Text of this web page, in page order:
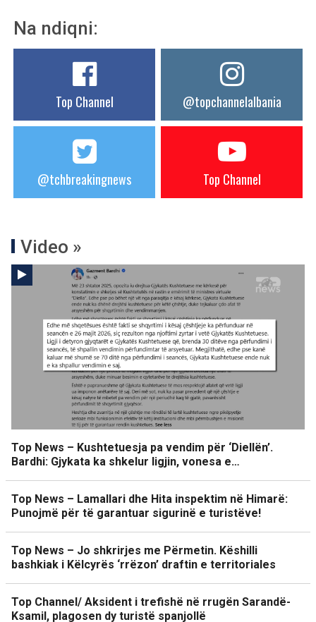
Na ndiqni:
Top Channel @topchannelalbania
@tchbreakingnews Top Channel
Video »
Top News – Kushtetuesja pa vendim për ‘Diellën’.
Bardhi: Gjykata ka shkelur ligjin, vonesa e…
Top News – Lamallari dhe Hita inspektim në Himarë:
Punojmë për të garantuar sigurinë e turistëve!
Top News – Jo shkrirjes me Përmetin. Këshilli
bashkiak i Këlcyrës ‘rrëzon’ draftin e territoriales
Top Channel/ Aksident i trefishë në rrugën Sarandë-
Ksamil, plagosen dy turistë spanjollë